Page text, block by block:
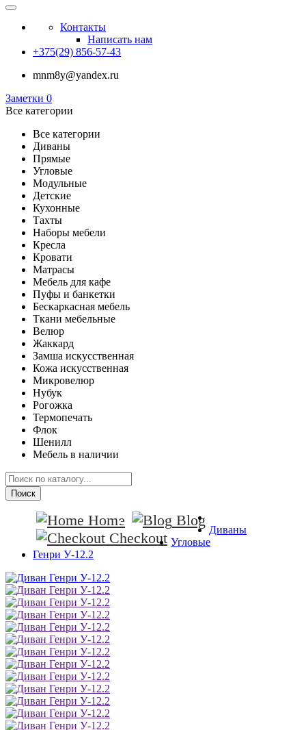
Контакты
Написать нам
+375(29) 856-57-43
mnm8y@yandex.ru
Заметки 0
Все категории
Все категории
Диваны
Прямые
Угловые
Модульные
Детские
Кухонные
Тахты
Наборы мебели
Кресла
Кровати
Матрасы
Мебель для кафе
Пуфы и банкетки
Бескаркасная мебель
Ткани мебельные
Велюр
Жаккард
Замша искусственная
Кожа искусственная
Микровелюр
Нубук
Рогожка
Термопечать
Флок
Шенилл
Мебель в наличии
Поиск
Home
Blog
Checkout
Диваны
Угловые
Генри У-12.2